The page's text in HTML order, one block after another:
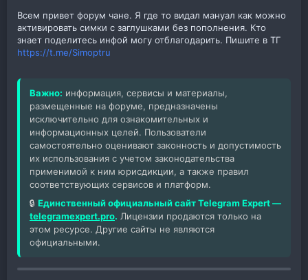
Всем привет форум чане. Я где то видал мануал как можно
активировать симки с заглушками без пополнения. Кто
знает поделитесь инфой могу отблагодарить. Пишите в ТГ
https://t.me/Simoptru
Важно: информация, сервисы и материалы,
размещенные на форуме, предназначены
исключительно для ознакомительных и
информационных целей. Пользователи
самостоятельно оценивают законность и допустимость
их использования с учетом законодательства
применимой к ним юрисдикции, а также правил
соответствующих сервисов и платформ.
🔒 Единственный официальный сайт Telegram Expert —
telegramexpert.pro. Лицензии продаются только на
этом ресурсе. Другие сайты не являются
официальными.